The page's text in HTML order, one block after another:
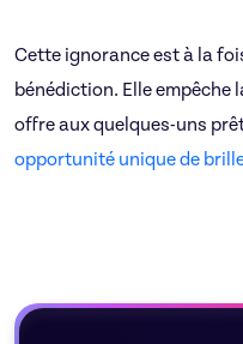
Cette ignorance est à la
bénédiction. Elle empêche
offre aux quelques-uns
opportunité unique de